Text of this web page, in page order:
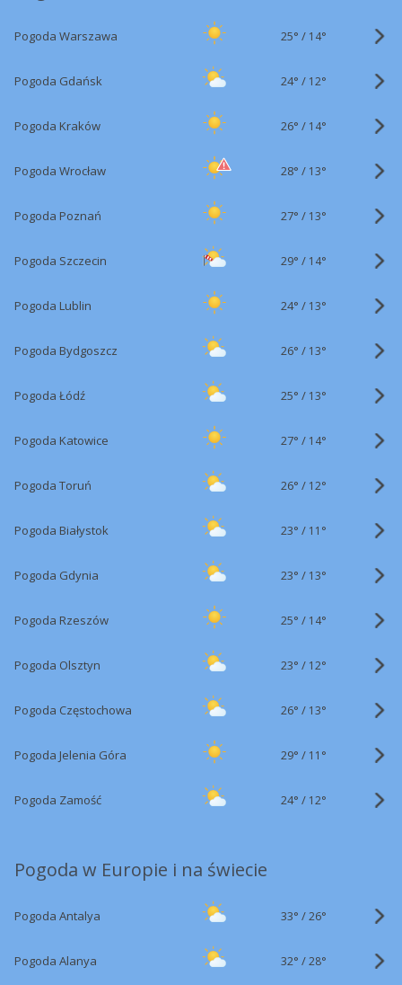
Pogoda Warszawa 25° / 14°
Pogoda Gdańsk 24° / 12°
Pogoda Kraków 26° / 14°
Pogoda Wrocław 28° / 13°
Pogoda Poznań 27° / 13°
Pogoda Szczecin 29° / 14°
Pogoda Lublin 24° / 13°
Pogoda Bydgoszcz 26° / 13°
Pogoda Łódź 25° / 13°
Pogoda Katowice 27° / 14°
Pogoda Toruń 26° / 12°
Pogoda Białystok 23° / 11°
Pogoda Gdynia 23° / 13°
Pogoda Rzeszów 25° / 14°
Pogoda Olsztyn 23° / 12°
Pogoda Częstochowa 26° / 13°
Pogoda Jelenia Góra 29° / 11°
Pogoda Zamość 24° / 12°
Pogoda w Europie i na świecie
Pogoda Antalya 33° /26°
Pogoda Alanya 32° /28°